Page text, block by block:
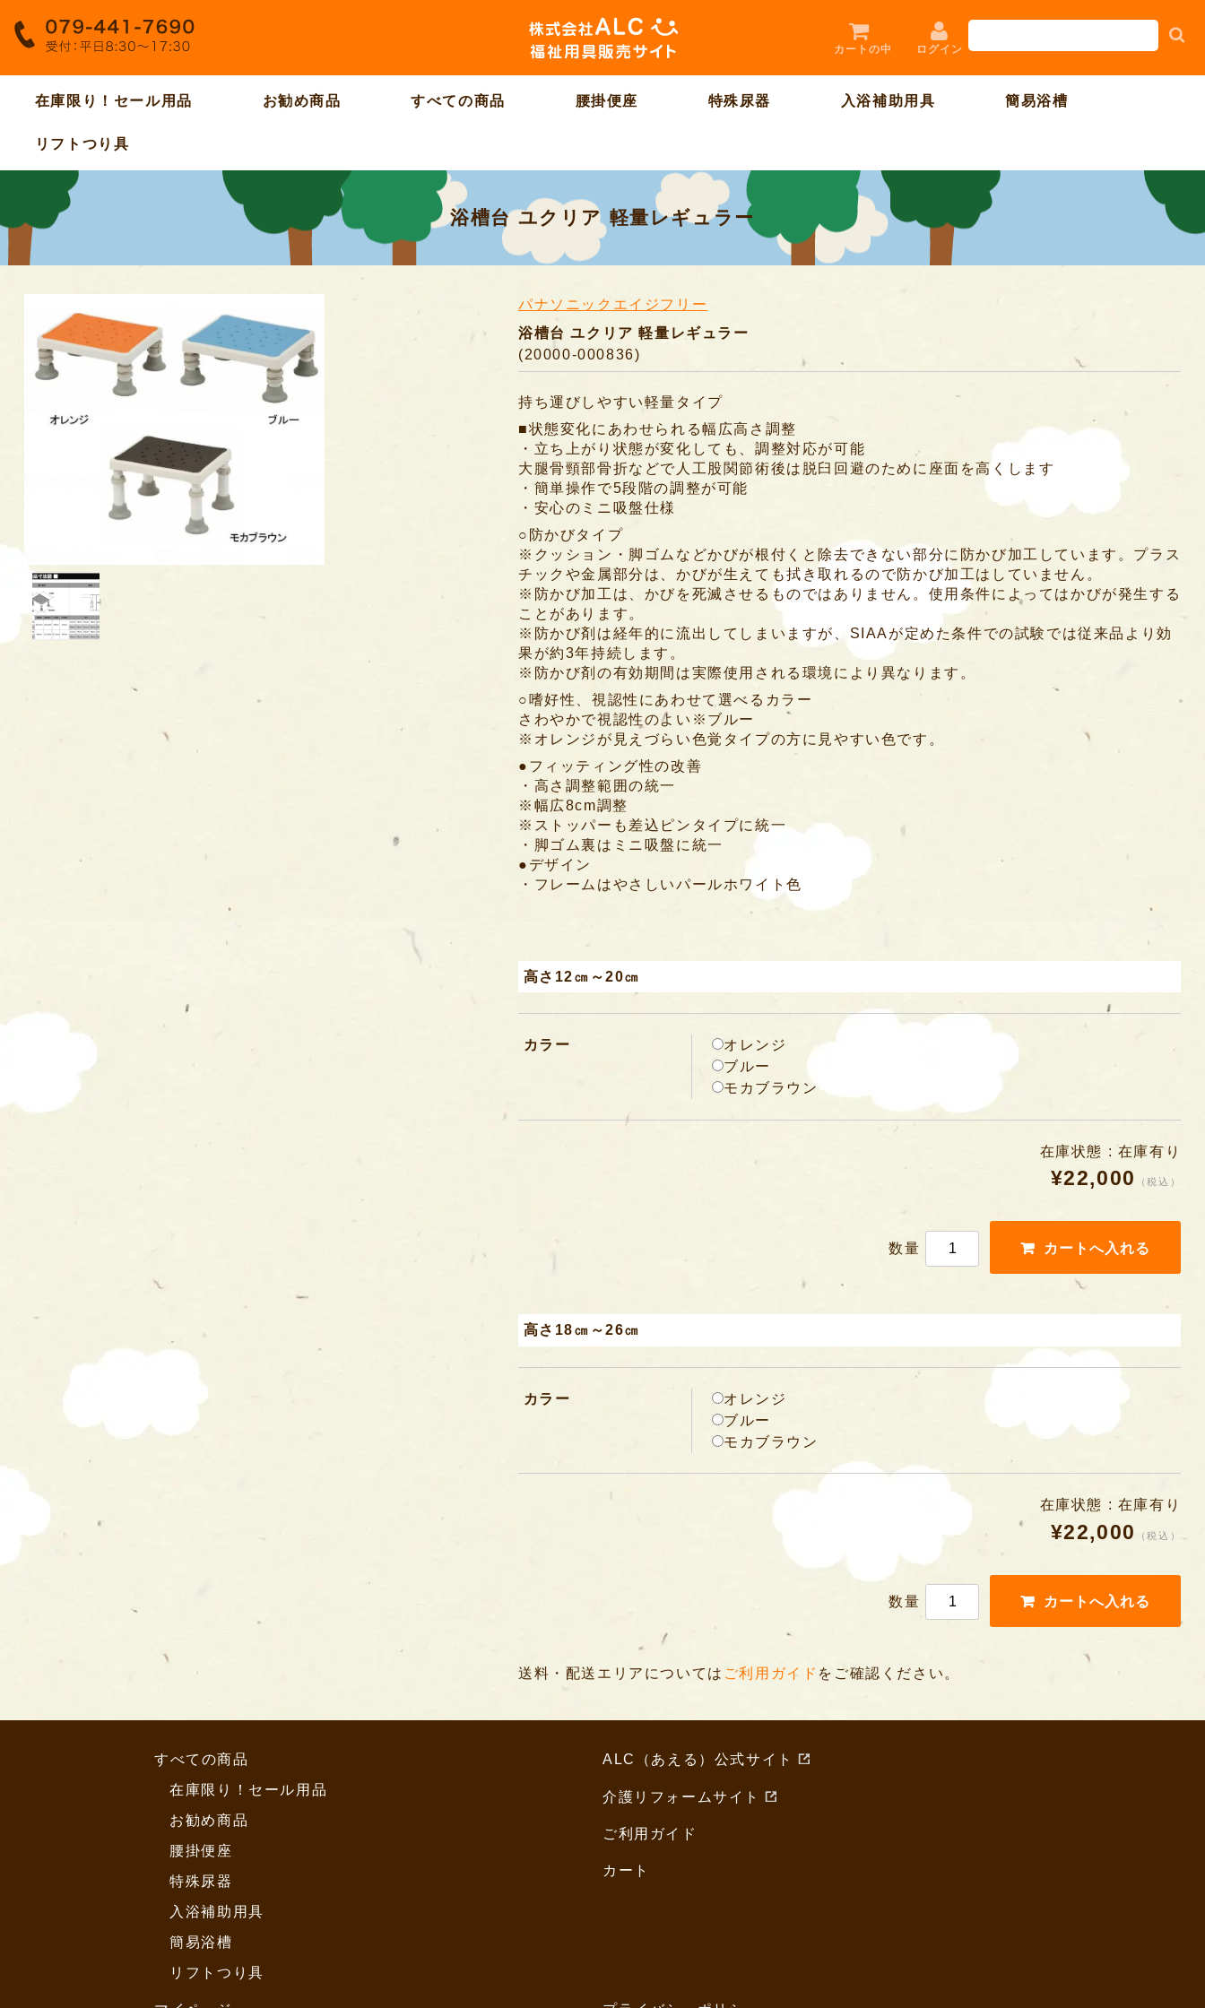
カートの中 ログイン
在庫限り！セール用品 お勧め商品 すべての商品 腰掛便座 特殊尿器 入浴補助用具 簡易浴槽
リフトつり具
浴槽台 ユクリア 軽量レギュラー
パナソニックエイジフリー
浴槽台 ユクリア 軽量レギュラー
(20000-000836)
持ち運びしやすい軽量タイプ
■状態変化にあわせられる幅広高さ調整
・立ち上がり状態が変化しても、調整対応が可能
大腿骨頸部骨折などで人工股関節術後は脱臼回避のために座面を高くします
・簡単操作で5段階の調整が可能
・安心のミニ吸盤仕様
○防かびタイプ
※クッション・脚ゴムなどかびが根付くと除去できない部分に防かび加工しています。プラス
チックや金属部分は、かびが生えても拭き取れるので防かび加工はしていません。
※防かび加工は、かびを死滅させるものではありません。使用条件によってはかびが発生する
ことがあります。
※防かび剤は経年的に流出してしまいますが、SIAAが定めた条件での試験では従来品より効
果が約3年持続します。
※防かび剤の有効期間は実際使用される環境により異なります。
○嗜好性、視認性にあわせて選べるカラー
さわやかで視認性のよい※ブルー
※オレンジが見えづらい色覚タイプの方に見やすい色です。
●フィッティング性の改善
・高さ調整範囲の統一
※幅広8cm調整
※ストッパーも差込ピンタイプに統一
・脚ゴム裏はミニ吸盤に統一
●デザイン
・フレームはやさしいパールホワイト色
高さ12㎝～20㎝
カラー
オレンジ
ブルー
モカブラウン
在庫状態 : 在庫有り
¥22,000 （税込）
数量
高さ18㎝～26㎝
カラー
オレンジ
ブルー
モカブラウン
在庫状態 : 在庫有り
¥22,000 （税込）
数量
送料・配送エリアについては ご利用ガイド をご確認ください。
すべての商品
在庫限り！セール用品
お勧め商品
腰掛便座
特殊尿器
入浴補助用具
簡易浴槽
リフトつり具
ALC（あえる）公式サイト
介護リフォームサイト
ご利用ガイド
カート